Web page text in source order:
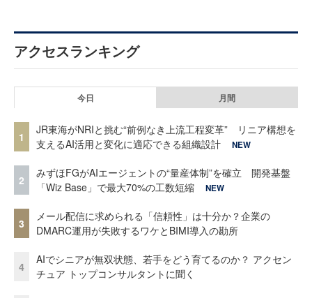
アクセスランキング
今日 月間
1
JR東海がNRIと挑む“前例なき上流工程変革” リニア構想を
支えるAI活用と変化に適応できる組織設計
NEW
2
みずほFGがAIエージェントの“量産体制”を確立 開発基盤
「Wiz Base」で最大70%の工数短縮
NEW
3
メール配信に求められる「信頼性」は十分か？企業の
DMARC運用が失敗するワケとBIMI導入の勘所
4
AIでシニアが無双状態、若手をどう育てるのか？ アクセン
チュア トップコンサルタントに聞く